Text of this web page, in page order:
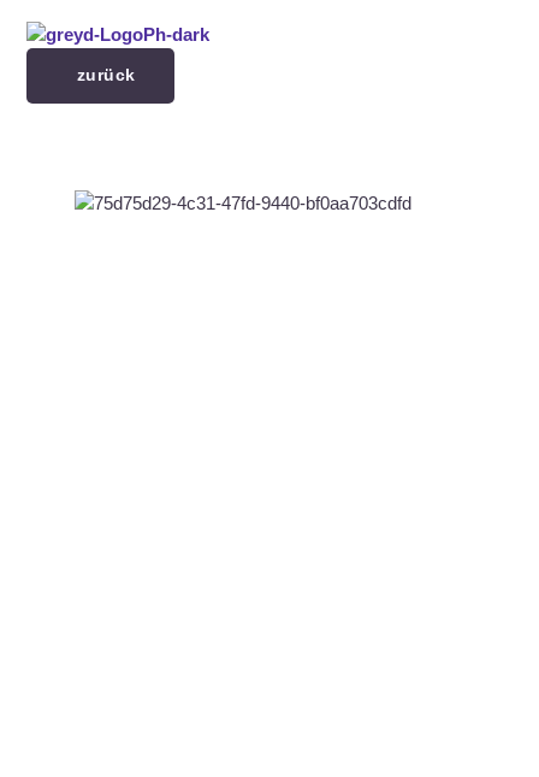
zurück